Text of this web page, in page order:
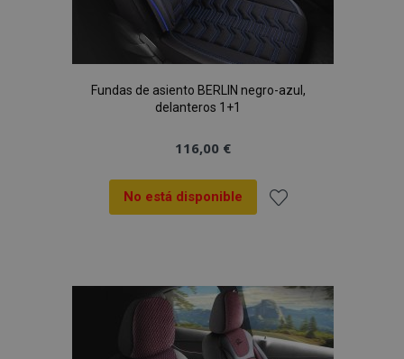
Fundas de asiento BERLIN negro-azul,
delanteros 1+1
116,00 €
No está disponible
Lista
de